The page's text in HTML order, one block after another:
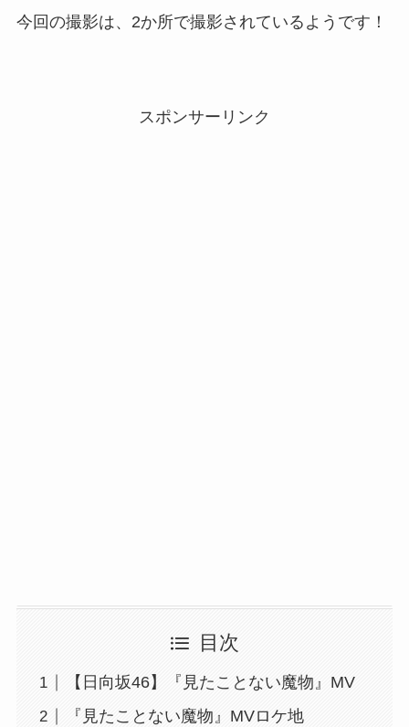
今回の撮影は、2か所で撮影されているようです！
スポンサーリンク
目次
【日向坂46】『見たことない魔物』MV
『見たことない魔物』MVロケ地